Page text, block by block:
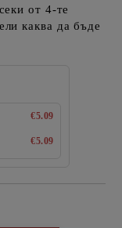
от 4-те
каква да бъде
€5.09
€5.09